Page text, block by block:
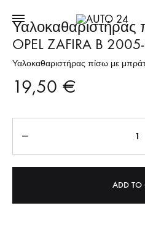
OPEL ZAFIRA B
Υαλοκαθαριστήρας πίσω με
19,50 €
ADD TO